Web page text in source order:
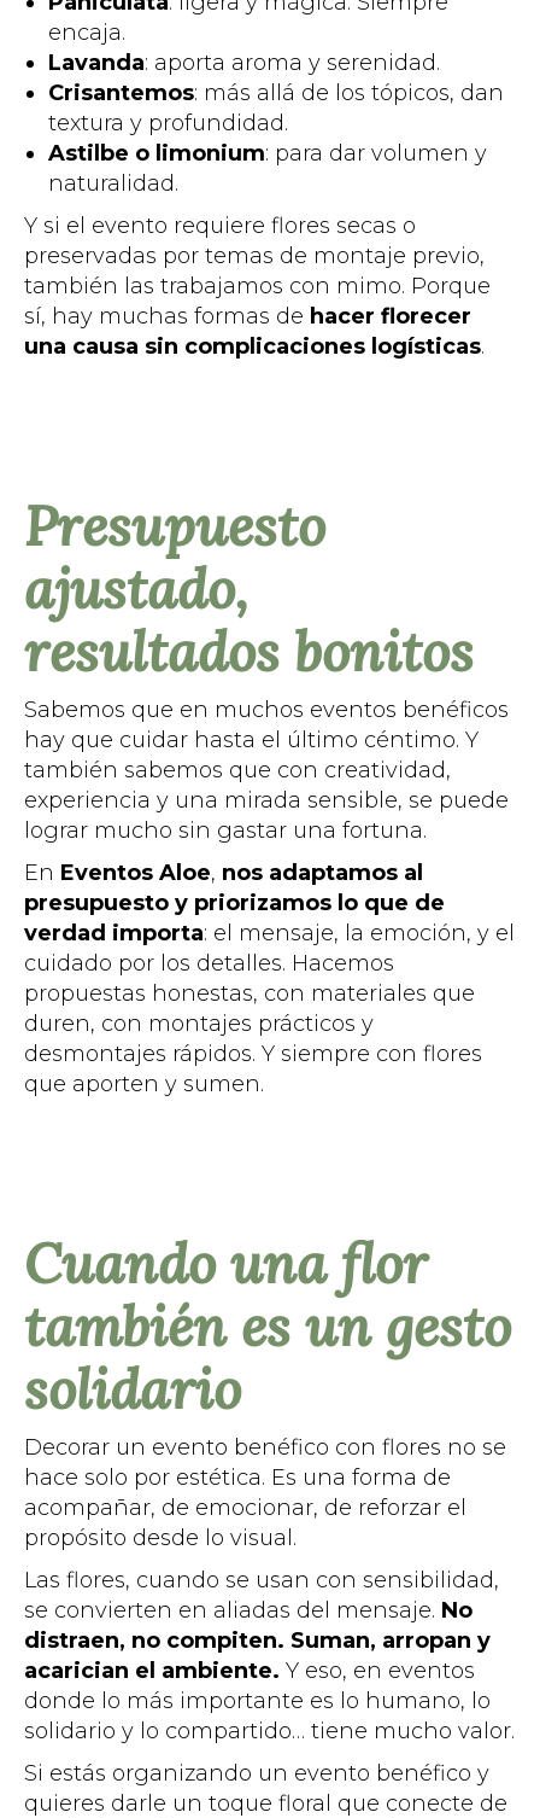
encaja.
Lavanda: aporta aroma y serenidad.
Crisantemos: más allá de los tópicos, dan
textura y profundidad.
Astilbe o limonium: para dar volumen y
naturalidad.
Y si el evento requiere flores secas o
preservadas por temas de montaje previo,
también las trabajamos con mimo. Porque
sí, hay muchas formas de hacer florecer
una causa sin complicaciones logísticas.
Presupuesto
ajustado,
resultados bonitos
Sabemos que en muchos eventos benéficos
hay que cuidar hasta el último céntimo. Y
también sabemos que con creatividad,
experiencia y una mirada sensible, se puede
lograr mucho sin gastar una fortuna.
En Eventos Aloe, nos adaptamos al
presupuesto y priorizamos lo que de
verdad importa: el mensaje, la emoción, y el
cuidado por los detalles. Hacemos
propuestas honestas, con materiales que
duren, con montajes prácticos y
desmontajes rápidos. Y siempre con flores
que aporten y sumen.
Cuando una flor
también es un gesto
solidario
Decorar un evento benéfico con flores no se
hace solo por estética. Es una forma de
acompañar, de emocionar, de reforzar el
propósito desde lo visual.
Las flores, cuando se usan con sensibilidad,
se convierten en aliadas del mensaje. No
distraen, no compiten. Suman, arropan y
acarician el ambiente. Y eso, en eventos
donde lo más importante es lo humano, lo
solidario y lo compartido… tiene mucho valor.
Si estás organizando un evento benéfico y
quieres darle un toque floral que conecte de